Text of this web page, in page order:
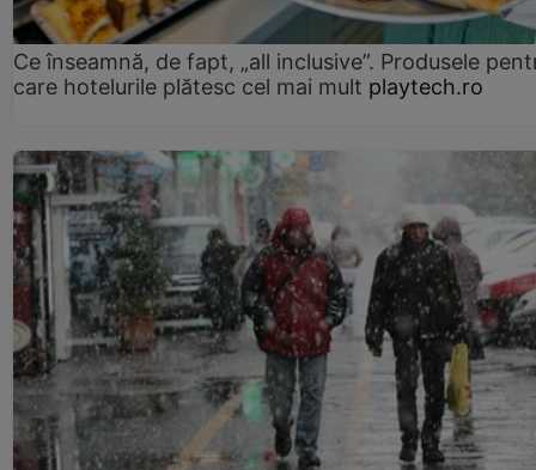
Ce înseamnă, de fapt, „all inclusive”. Produsele
care hotelurile plătesc cel mai mult playtech.ro